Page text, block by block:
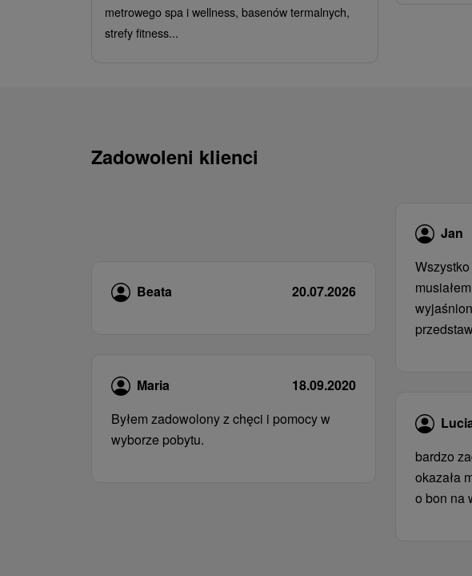
metrowego spa i wellness, basenów termalnych,
strefy fitness...
Zadowoleni klienci
Beata 20.07.2026
Maria
18.09.2020
Byłem zadowolony z chęci i pomocy w
wyborze pobytu.
Jan
bardzo
okazała
o bon na